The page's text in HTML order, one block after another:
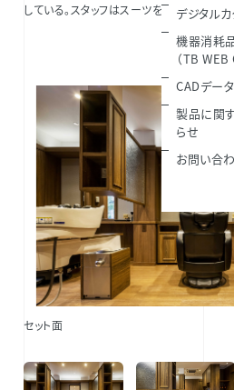
デジタル
機器消耗
（TB WEB
CADデータ
製品に関
らせ
お問い合
している。スタッフはスーツを着て、店内は
セット面